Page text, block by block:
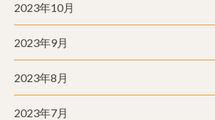
2023年10月
2023年9月
2023年8月
2023年7月